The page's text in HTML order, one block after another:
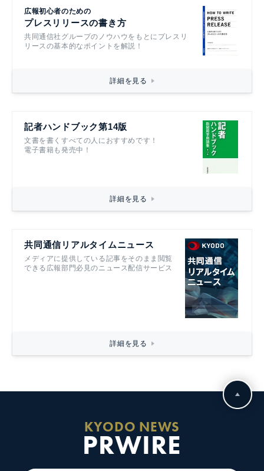
広報初心者のための
プレスリリースの書き方
共同通信社グループのノウハウをもとにプレスリ
リースの基本的なポイントを解説！
詳細を見る
記者ハンドブック第14版
文書を書くすべての人におすすめです！
電子書籍も発売中！
詳細を見る
共同通信リアルタイムニュース
メディアに提供している記事をそのまま閲覧
できる広報部門必見のニュース配信サービス
詳細を見る
KYODO NEWS
PRWIRE